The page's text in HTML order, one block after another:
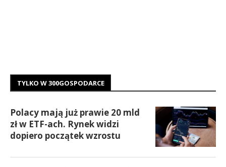
TYLKO W 300GOSPODARCE
Polacy mają już prawie 20 mld
zł w ETF-ach. Rynek widzi
dopiero początek wzrostu